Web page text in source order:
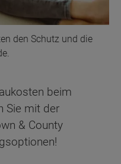
den Schutz und die
beim
Sie mit der
& County